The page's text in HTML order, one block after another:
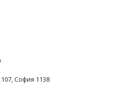
София 1138